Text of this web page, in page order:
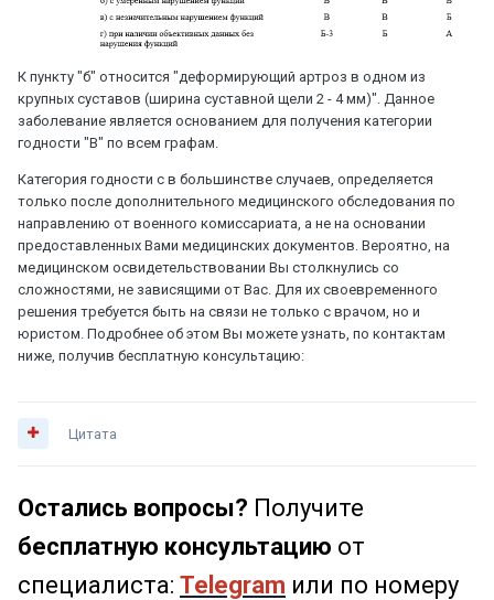
К пункту "б" относится "деформирующий артроз в одном из
крупных суставов (ширина суставной щели 2 - 4 мм)". Данное
заболевание является основанием для получения категории
годности "В" по всем графам.
Категория годности с в большинстве случаев, определяется
только после дополнительного медицинского обследования по
направлению от военного комиссариата, а не на основании
предоставленных Вами медицинских документов. Вероятно, на
медицинском освидетельствовании Вы столкнулись со
сложностями, не зависящими от Вас. Для их своевременного
решения требуется быть на связи не только с врачом, но и
юристом. Подробнее об этом Вы можете узнать, по контактам
ниже, получив бесплатную консультацию:
Цитата
Остались вопросы? Получите
бесплатную консультацию от
специалиста: Telegram или по номеру